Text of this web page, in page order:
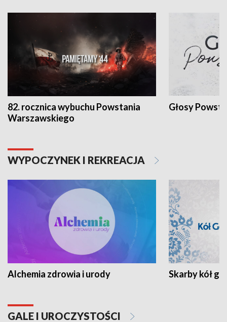
82. rocznica wybuchu Powstania
Warszawskiego
Głosy
WYPOCZYNEK I REKREACJA
Alchemia zdrowia i urody Skarby kół
GALE I UROCZYSTOŚCI